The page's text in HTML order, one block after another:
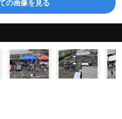
の画像を見る